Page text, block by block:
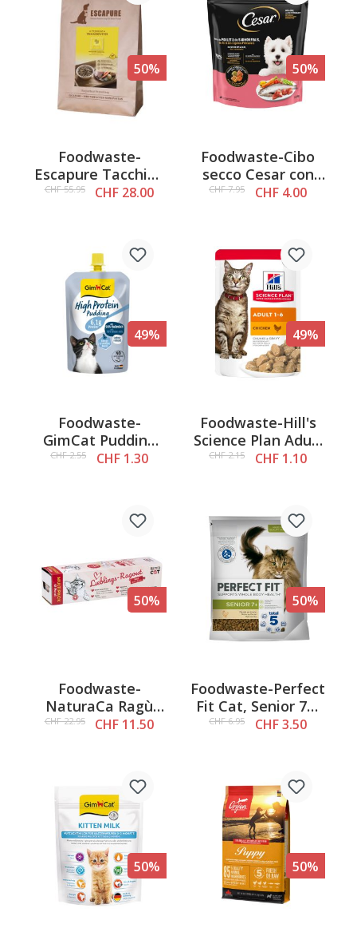
12 kg
50%
Foodwaste-
Escapure Tacchino
Premium, 4kg
CHF 55.95 CHF 28.00
50%
Foodwaste-Cibo
secco Cesar con
pollo e salmone,
CHF 7.95 CHF 4.00
49%
Foodwaste-
GimCat Pudding
High Protein, 100g
CHF 2.55 CHF 1.30
49%
Foodwaste-Hill's
Science Plan Adult
Optimal Care,
CHF 2.15 CHF 1.10
50%
Foodwaste-
NaturaCa Ragù
Preferito di Manzo,
CHF 22.95 CHF 11.50
50%
Foodwaste-Perfect
Fit Cat, Senior 7+,
Pollo, 750g
CHF 6.95 CHF 3.50
50% 50%